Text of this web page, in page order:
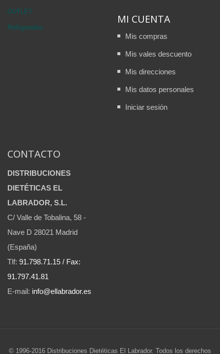
OUTLET
Refrigerados
MI CUENTA
Mis compras
Mis vales descuento
Mis direcciones
Mis datos personales
Iniciar sesión
CONTACTO
DISTRIBUCIONES
DIETÉTICAS EL
LABRADOR, S.L.
C/ Valle de Tobalina, 58 -
Nave D 28021 Madrid
(España)
Tlf: 91.798.71.15 / Fax:
91.797.41.81
E-mail: info@ellabrador.es
© 1996-2016 Distribuciones Dietéticas El Labrador. Todos los derechos